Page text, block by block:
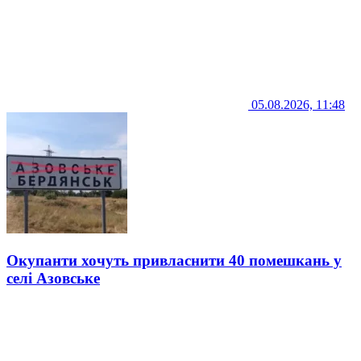
05.08.2026, 11:48
Окупанти хочуть привласнити 40 помешкань у
селі Азовське